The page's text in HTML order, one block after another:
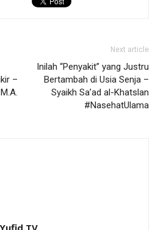
–
Next article
Inilah “Penyakit” yang Justru
Bertambah di Usia Senja –
Syaikh Sa’ad al-Khatslan
#NasehatUlama
Yufid.TV